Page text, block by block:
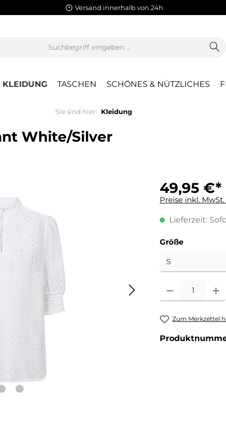
Versand innerhalb von 24h
KLEIDUNG TASCHEN SCHÖNES & NÜTZLICHES
Sie sind hier: Kleidung
White/Silver
49,95 €*
Preise inkl.
Lieferzeit:
Größeauswählen
Produkt Anzahl: Gib
Zum Merkzettel